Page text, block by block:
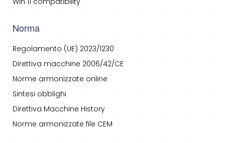
Norma
Regolamento (UE) 2023/1230
Direttiva macchine 2006/42/CE
Norme armonizzate online
Sintesi obblighi
Direttiva Macchine History
Norme armonizzate file CEM